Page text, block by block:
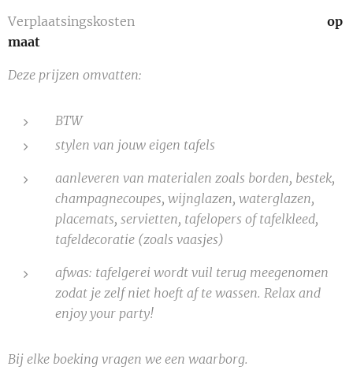
Verplaatsingskosten
op
maat
Deze prijzen omvatten:
BTW
stylen van jouw eigen tafels
aanleveren van materialen zoals borden, bestek,
champagnecoupes, wijnglazen, waterglazen,
placemats, servietten, tafelopers of tafelkleed,
tafeldecoratie (zoals vaasjes)
afwas: tafelgerei wordt vuil terug meegenomen
zodat je zelf niet hoeft af te wassen. Relax and
enjoy your party!
Bij elke boeking vragen we een waarborg.